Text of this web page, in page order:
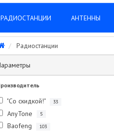
РАДИОСТАНЦИИ АНТЕННЫ
Радиостанции
"Со скидкой!" 33
AnyTone 5
Baofeng 103